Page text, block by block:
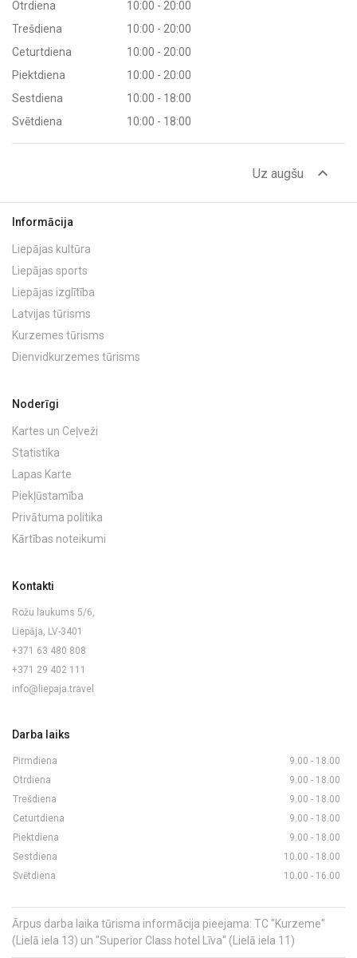
Otrdiena
10:00 - 20:00
Trešdiena
10:00 - 20:00
Ceturtdiena
10:00 - 20:00
Piektdiena
10:00 - 20:00
Sestdiena
10:00 - 18:00
Svētdiena
10:00 - 18:00
Uz augšu expand_less
Informācija
Liepājas kultūra
Liepājas sports
Liepājas izglītība
Latvijas tūrisms
Kurzemes tūrisms
Dienvidkurzemes tūrisms
Noderīgi
Kartes un Ceļveži
Statistika
Lapas Karte
Piekļūstamība
Privātuma politika
Kārtības noteikumi
Kontakti
Rožu laukums 5/6,
Liepāja, LV-3401
+371 63 480 808
+371 29 402 111
info@liepaja.travel
Darba laiks
Pirmdiena
9.00 - 18.00
Otrdiena
9.00 - 18.00
Trešdiena
9.00 - 18.00
Ceturtdiena
9.00 - 18.00
Piektdiena
9.00 - 18.00
Sestdiena
10.00 - 18.00
Svētdiena
10.00 - 16.00
Ārpus darba laika tūrisma informācija pieejama: TC "Kurzeme"
(Lielā iela 13) un "Superior Class hotel Līva" (Lielā iela 11)